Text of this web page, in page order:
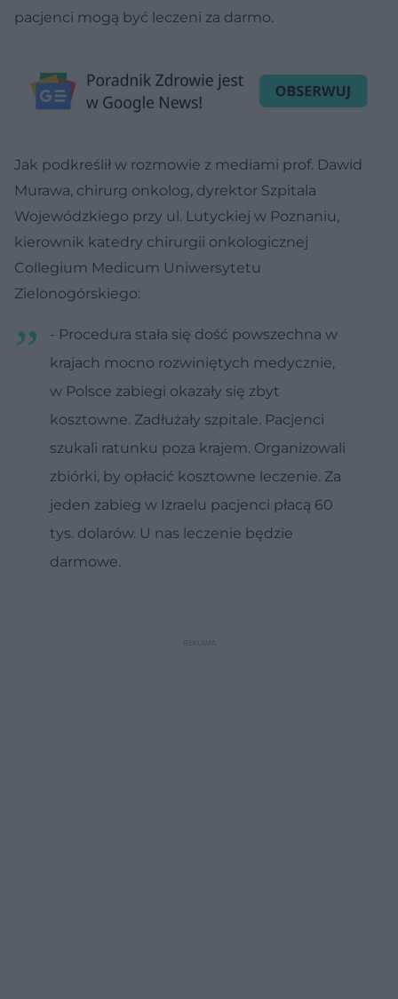
pacjenci mogą być leczeni za darmo.
Jak podkreślił w rozmowie z mediami prof. Dawid
Murawa, chirurg onkolog, dyrektor Szpitala
Wojewódzkiego przy ul. Lutyckiej w Poznaniu,
kierownik katedry chirurgii onkologicznej
Collegium Medicum Uniwersytetu
Zielonogórskiego:
- Procedura stała się dość powszechna w
krajach mocno rozwiniętych medycznie,
w Polsce zabiegi okazały się zbyt
kosztowne. Zadłużały szpitale. Pacjenci
szukali ratunku poza krajem. Organizowali
zbiórki, by opłacić kosztowne leczenie. Za
jeden zabieg w Izraelu pacjenci płacą 60
tys. dolarów. U nas leczenie będzie
darmowe.